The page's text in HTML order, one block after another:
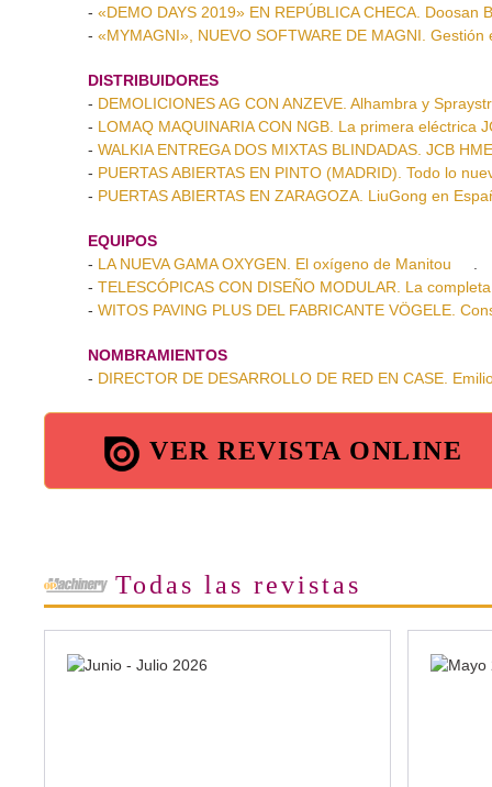
- «DEMO DAYS 2019» EN REPÚBLICA CHECA. Doosan
- «MYMAGNI», NUEVO SOFTWARE DE MAGNI.
DISTRIBUIDORES
- DEMOLICIONES AG CON ANZEVE. Alhambra y
- LOMAQ MAQUINARIA CON NGB. La primera eléctrica
- WALKIA ENTREGA DOS MIXTAS BLINDADAS. JCB
- PUERTAS ABIERTAS EN PINTO (MADRID). Todo lo
- PUERTAS ABIERTAS EN ZARAGOZA. LiuGong en
EQUIPOS
- LA NUEVA GAMA OXYGEN. El oxígeno de Manitou
.
- TELESCÓPICAS CON DISEÑO MODULAR. La
- WITOS PAVING PLUS DEL FABRICANTE VÖGELE.
NOMBRAMIENTOS
- DIRECTOR DE DESARROLLO DE RED EN CASE.
VER REVISTA ONLINE
Todas las revistas